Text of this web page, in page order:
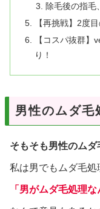
除毛後の指毛
【再挑戦】2度
【コスパ抜群
り！
男性のムダ毛
そもそも男性のム
私は男でもムダ毛処
「男がムダ毛処理